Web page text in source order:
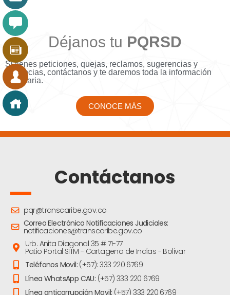
Déjanos tu PQRSD
Si tienes peticiones, quejas, reclamos, sugerencias y
denuncias, contáctanos y te daremos toda la información
necesaria.
CONOCE MÁS
Contáctanos
pqr@transcaribe.gov.co
Correo Electrónico Notificaciones Judiciales:
notificaciones@transcaribe.gov.co
Urb. Anita Diagonal 35 # 71-77
Patio Portal SITM - Cartagena de Indias - Bolivar
Teléfonos Movil: (+57): 333 220 6769
Línea WhatsApp CAU: (+57) 333 220 6769
Línea anticorrupción Movil: (+57) 333 220 6769